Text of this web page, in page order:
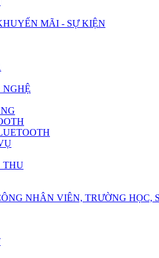
MÃI - SỰ KIỆN
NGHỆ
THU
NHÂN VIÊN, TRƯỜNG HỌC,